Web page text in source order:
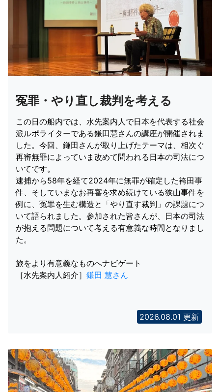
冤罪・やり直し裁判を考える
この日の船内では、水先案内人で日本を代表する社会
派ルポライターである鎌田慧さんの講座が開催されま
した。今回、鎌田さんが取り上げたテーマは、相次ぐ
再審無罪によっていま改めて問われる日本の司法につ
いてです。
逮捕から58年を経て2024年に無罪が確定した袴田事
件、そしていまなお再審を求め続けている狭山事件を
例に、冤罪を生む構造と「やり直す裁判」の課題につ
いて語られました。参加された皆さんが、日本の司法
が抱える問題について考える有意義な時間となりまし
た。
旅をより有意義なものへナビゲート
［水先案内人紹介］ 鎌田 慧さん
2026.08.01 更新